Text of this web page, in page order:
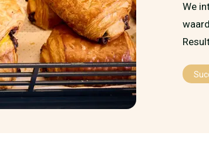
We